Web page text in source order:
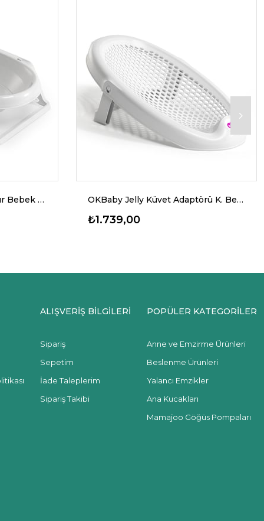
OKBaby Onda Slim Katlanır Bebek Küveti K.Beyaz OKBaby Jelly Küvet Adaptörü K. Beyaz
₺1.739,00
ALIŞVERİŞ BİLGİLERİ
Sipariş
Sepetim
İade Taleplerim
Sipariş Takibi
POPÜLER KATEGORİLER
Anne ve Emzirme Ürünleri
Beslenme Ürünleri
Yalancı Emzikler
Ana Kucakları
Mamajoo Göğüs Pompaları